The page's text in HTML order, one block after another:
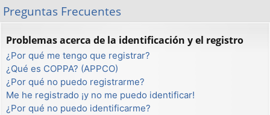
pi
r
Preguntas Frecuentes
Problemas acerca de la identificación y el registro
¿Por qué me tengo que registrar?
¿Qué es COPPA? (APPCO)
¿Por qué no puedo registrarme?
Me he registrado ¡y no me puedo identificar!
¿Por qué no puedo identificarme?